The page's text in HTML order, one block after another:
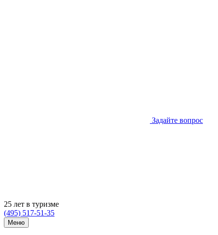
Задайте вопрос
25 лет в туризме
(495) 517-51-35
Меню